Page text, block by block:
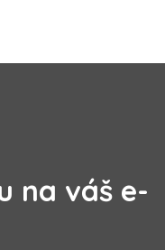
na váš e-